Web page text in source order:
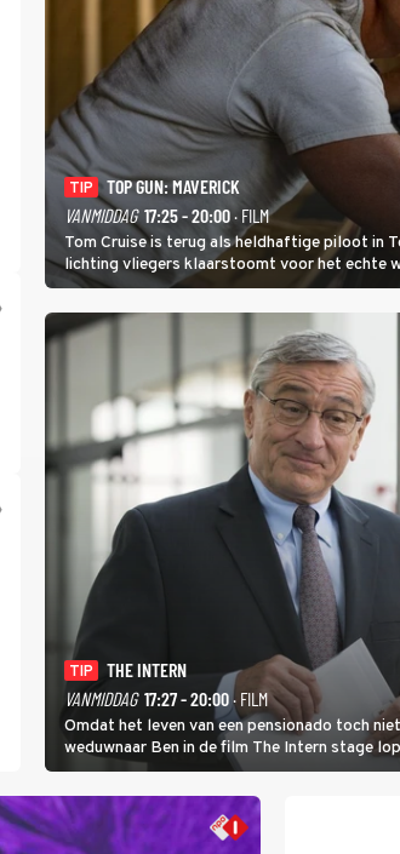
TIP
TOP GUN: MAVERICK
VANMIDDAG 17:25 - 20:00· FILM
Tom Cruise is terug als heldhaftige piloot in
lichting vliegers klaarstoomt voor het echte
TIP
THE INTERN
VANMIDDAG 17:27 - 20:00· FILM
Omdat het leven van een pensionado toch
weduwnaar Ben in de film The Intern stage
gouden zet blijkt te zijn.